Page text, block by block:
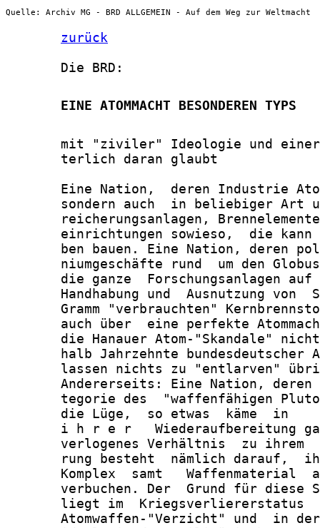
Quelle: Archiv MG - BRD ALLGEMEIN - Auf dem Weg zur Weltmacht
zurück
       Die BRD:
       EINE ATOMMACHT BESONDEREN TYPS
mit "ziviler" Ideologie und
       terlich daran glaubt
Eine Nation,  deren Industrie
sondern auch  in beliebiger Art
reicherungsanlagen,
einrichtungen sowieso,  die
ben bauen. Eine Nation, deren
niumgeschäfte rund  um den
die ganze  Forschungsanlagen
Handhabung und  Ausnutzung von
Gramm "verbrauchten"
auch über  eine perfekte
die Hanauer Atom-"Skandale"
halb Jahrzehnte bundesdeutscher
lassen nichts zu "entlarven"
Andererseits: Eine Nation,
tegorie des  "waffenfähigen
die Lüge,  so etwas  käme  in
i h r e r   Wiederaufbereitung
verlogenes Verhältnis  zu ihrem
rung besteht  nämlich darauf,
Komplex  samt   Waffenmaterial
verbuchen. Der  Grund für diese
liegt im  Kriegsverliererstatus
Atomwaffen-"Verzicht" und  in